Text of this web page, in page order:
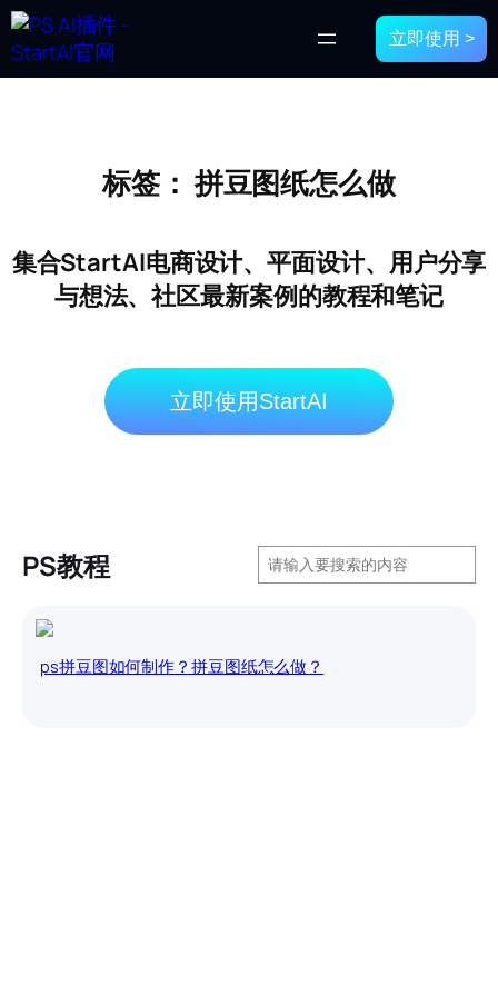
立即使用 >
标签： 拼豆图纸怎么做
集合StartAI电商设计、平面设计、用户分享
与想法、社区最新案例的教程和笔记
立即使用StartAI
PS教程
搜
索
ps拼豆图如何制作？拼豆图纸怎么做？